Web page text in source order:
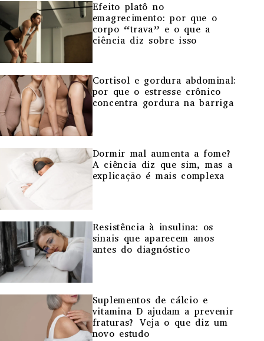
Efeito platô no
emagrecimento: por que o
corpo “trava” e o que a
ciência diz sobre isso
Cortisol e gordura abdominal:
por que o estresse crônico
concentra gordura na barriga
Dormir mal aumenta a fome?
A ciência diz que sim, mas a
explicação é mais complexa
Resistência à insulina: os
sinais que aparecem anos
antes do diagnóstico
Suplementos de cálcio e
vitamina D ajudam a prevenir
fraturas? Veja o que diz um
novo estudo